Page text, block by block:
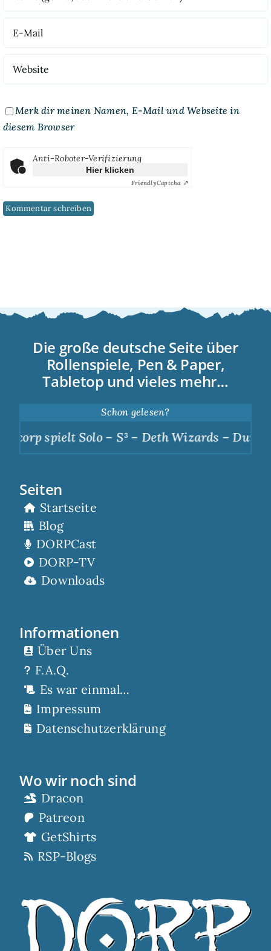
Merk dir meinen Namen, E-Mail und Webseite in
diesem Browser
Anti-Roboter-Verifizierung
Hier klicken
FriendlyCaptcha ⇗
Die große deutsche Seite über
Rollenspiele, Pen & Paper,
Tabletop und vieles mehr…
Schon gelesen?
spielt Solo – S³ – Deth Wizards – Dunkle
Seiten
Startseite
Blog
DORPCast
DORP-TV
Downloads
Informationen
Über Uns
F.A.Q.
Es war einmal…
Impressum
Datenschutzerklärung
Wo wir noch sind
Dracon
Patreon
GetShirts
RSP-Blogs